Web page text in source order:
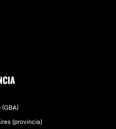
(provincia)